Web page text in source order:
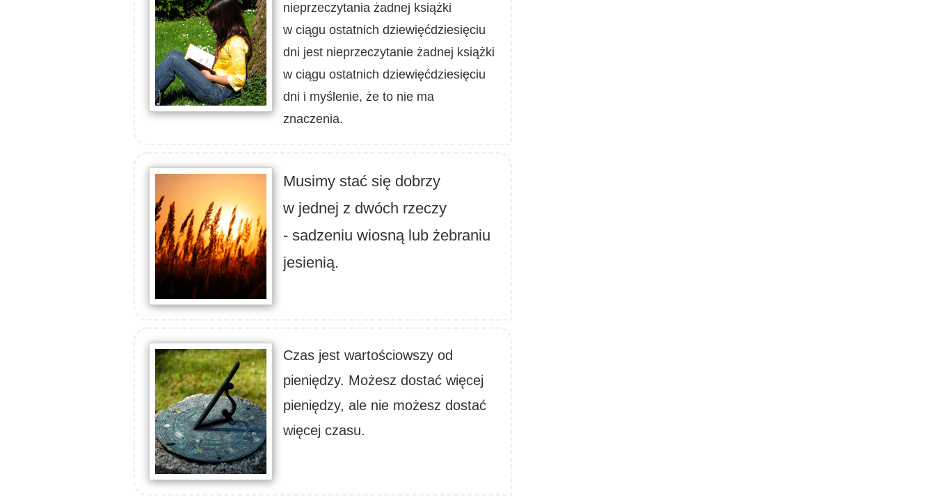
nieprzeczytania żadnej książki
w ciągu ostatnich dziewięćdziesięciu
dni jest nieprzeczytanie żadnej książki
w ciągu ostatnich dziewięćdziesięciu
dni i myślenie, że to nie ma
znaczenia.
Musimy stać się dobrzy
w jednej z dwóch rzeczy
- sadzeniu wiosną lub żebraniu
jesienią.
Czas jest wartościowszy od
pieniędzy. Możesz dostać więcej
pieniędzy, ale nie możesz dostać
więcej czasu.